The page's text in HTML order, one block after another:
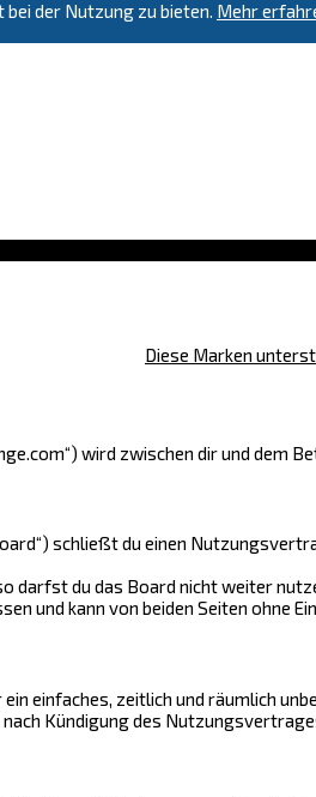
der Nutzung zu bieten. Mehr
Diese Marken
wird zwischen dir und dem
schließt du einen
darfst du das Board nicht weiter
und kann von beiden Seiten ohne
einfaches, zeitlich und räumlich
Kündigung des